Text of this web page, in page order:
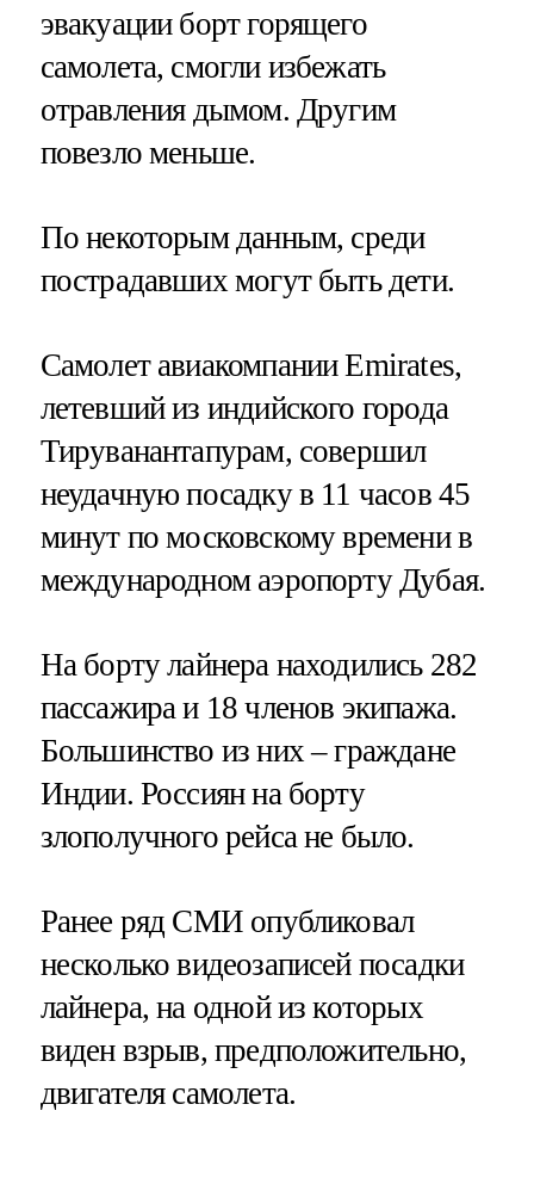
эвакуации борт горящего
самолета, смогли избежать
отравления дымом. Другим
повезло меньше.
По некоторым данным, среди
пострадавших могут быть дети.
Самолет авиакомпании Emirates,
летевший из индийского города
Тируванантапурам, совершил
неудачную посадку в 11 часов 45
минут по московскому времени в
международном аэропорту Дубая.
На борту лайнера находились 282
пассажира и 18 членов экипажа.
Большинство из них – граждане
Индии. Россиян на борту
злополучного рейса не было.
Ранее ряд СМИ опубликовал
несколько видеозаписей посадки
лайнера, на одной из которых
виден взрыв, предположительно,
двигателя самолета.